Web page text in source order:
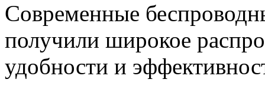
Современные
получили широкое
удобности и